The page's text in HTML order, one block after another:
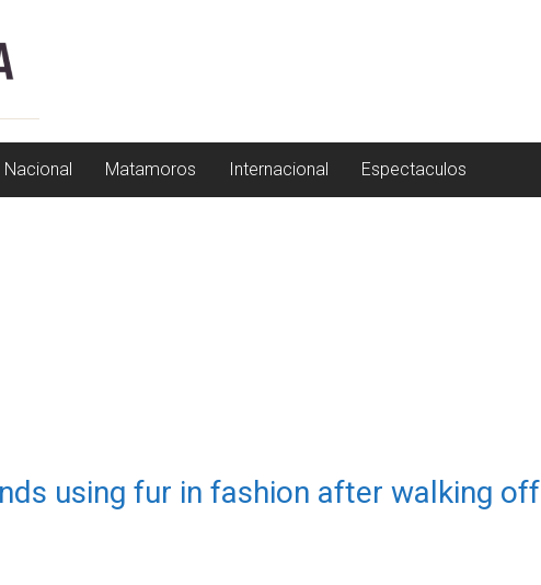
Nacional Matamoros Internacional Espectaculos
using fur in fashion after walking off